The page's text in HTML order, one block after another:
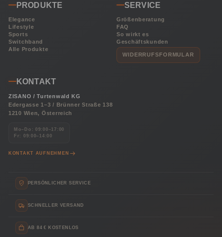
PRODUKTE
Elegance
Lifestyle
Sports
Switchband
Alle Produkte
SERVICE
Größenberatung
FAQ
So wirkt es
Geschäftskunden
WIDERRUFSFORMULAR
KONTAKT
ZISANO / Turtenwald KG
Edergasse 1–3 / Brünner Straße 138
1210 Wien, Österreich
Mo–Do: 09:00–17:00
Fr: 09:00–14:00
KONTAKT AUFNEHMEN
PERSÖNLICHER SERVICE
SCHNELLER VERSAND
AB 84 € KOSTENLOS